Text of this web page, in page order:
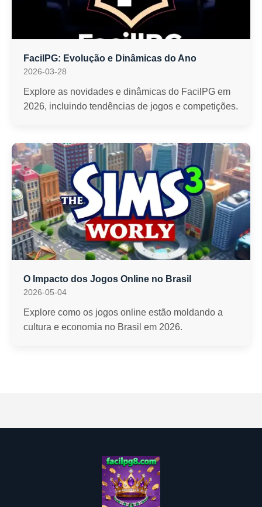
FacilPG: Evolução e Dinâmicas do Ano
2026-03-28
Explore as novidades e dinâmicas do FacilPG em
2026, incluindo tendências de jogos e competições.
O Impacto dos Jogos Online no Brasil
2026-05-04
Explore como os jogos online estão moldando a
cultura e economia no Brasil em 2026.